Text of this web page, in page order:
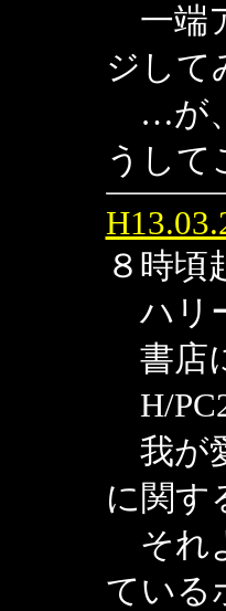
一端
ジして
…が、
うして
８時頃
ハリ
書店
H/
我が
に関す
それ
ている